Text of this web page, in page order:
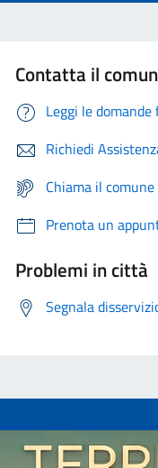
Contatta il
Leggi le
Richiedi
Chiama il
Prenota un
Problemi in città
Segnala